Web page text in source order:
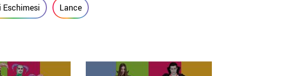
Eschimesi Lance